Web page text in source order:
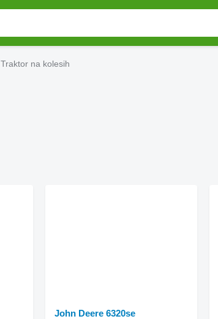
Traktor na kolesih
John Deere 6320se